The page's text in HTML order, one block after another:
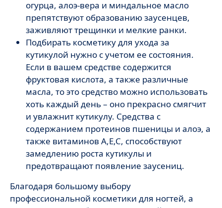
огурца, алоэ-вера и миндальное масло
препятствуют образованию заусенцев,
заживляют трещинки и мелкие ранки.
Подбирать косметику для ухода за
кутикулой нужно с учетом ее состояния.
Если в вашем средстве содержится
фруктовая кислота, а также различные
масла, то это средство можно использовать
хоть каждый день – оно прекрасно смягчит
и увлажнит кутикулу. Средства с
содержанием протеинов пшеницы и алоэ, а
также витаминов A,E,C, способствуют
замедлению роста кутикулы и
предотвращают появление заусениц.
Благодаря большому выбору
профессиональной косметики для ногтей, а